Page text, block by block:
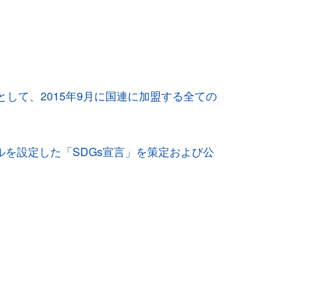
て、2015年9月に国連に加盟する全ての
設定した「SDGs宣言」を策定および公